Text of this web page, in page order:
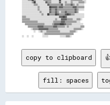
░░░░░░░░░░▒▒██░░░░░░░░░░▓▓▒▒▒▒░░░░░░░░▓▓░░░░▒▒░░░░▒▒░░░░░░▒▒▒▒▒▒░░
░░░░░░░░░░░░▒▒▒▒░░░░░░░░░░▓▓▒▒▒▒▒▒▒▒▒▒▒▒▓▓░░▒▒▒▒▒▒▓▓▒▒░░▒▒░░░░░░
░░░░░░░░░░░░░░░░▒▒░░░░░░░░░░██▓▓▓▓▓▓▒▒▓▓▓▓▒▒▒▒▒▒▒▒▒▒▓▓▓▓▒▒▒▒▒▒▒▒
░░░░░░░░░░░░░░░░▒▒░░░░░░░░░░▓▓▒▒▒▒▓▓▒▒▒▒▒▒▒▒▒▒▒▒▒▒▒▒▒▒▓▓▒▒░░░░░░
░░░░░░░░░░░░░░░░░░▒▒░░░░░░░░▓▓▒▒▒▒▓▓▒▒░░▒▒▒▒▓▓▒▒▒▒▒▒▒▒▓▓▒▒
░░░░░░░░░░░░░░░░░░░░▒▒░░░░██▒▒▒▒▒▒██▓▓▒▒▒▒▒▒▓▓██▓▓▒▒▒▒░░░░░░░░░░
▒▒▒▒░░░░░░░░░░░░░░░░░░░░░░░░░░░░░░░░░░▓▓▓▓██▓▓░░░░░░░░░░░░░░░░░░
▒▒▒▒▒▒▒▒░░░░░░░░░░░░░░░░░░░░░░░░░░▒▒░░░░▓▓▓▓▓▓▒▒▒▒▒▒░░░░▒▒▒▒░░
▒▒▒▒▒▒▒▒▒▒▒▒▒▒▒▒░░░░░░░░░░░░░░░░▒▒▒▒▒▒▒▒▓▓▓▓▒▒▒▒▒▒▒▒▒▒▒▒░░░░
▒▒▒▒▒▒▒▒▒▒▒▒▒▒▒▒▒▒▒▒░░░░░░░░▒▒▓▓▓▓▓▓████▓▓▒▒▒▒▒▒░░░░░░░░░░░░
▒▒▒▒▒▒▒▒▒▒▓▓▓▓▓▓▒▒▒▒▒▒▒▒▒▒▓▓▓▓▒▒▒▒▒▒▒▒░░▒▒░░░░░░░░░░░░▒▒▒▒
░░▒▒▒▒▒▒▓▓▓▓▓▓▓▓▓▓▒▒▒▒▒▒▒▒▒▒░░░░░░░░░░░░░░░░▒▒▒▒▒▒▒▒░░
░░  ░░▒▒░░░░▒▒▒▒▒▒▒▒▒▒▒▒▒▒░░░░░░░░░░▒▒▒▒▒▒░░
░░▒▒▒▒▒▒▒▒▒▒▒▒▒▒▒▒▒▒▒▒▒▒▒▒▒▒▒▒▒▒
copy to clipboard
fill: spaces